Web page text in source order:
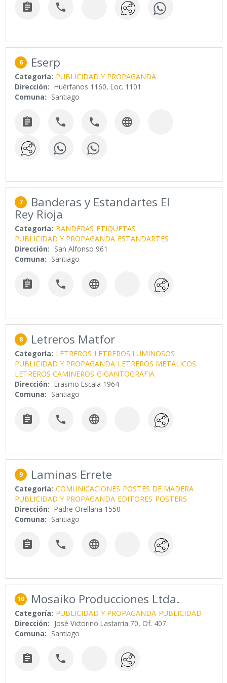
 
6 Eserp
Categoría: PUBLICIDAD Y PROPAGANDA
Dirección: Huérfanos 1160, Loc. 1101
Comuna: Santiago
   
7 Banderas y Estandartes El
Rey Rioja
Categoría: BANDERAS ETIQUETAS
PUBLICIDAD Y PROPAGANDA ESTANDARTES
Dirección: San Alfonso 961
Comuna: Santiago
  
8 Letreros Matfor
Categoría: LETREROS LETREROS LUMINOSOS
PUBLICIDAD Y PROPAGANDA LETREROS METALICOS
LETREROS CAMINEROS GIGANTOGRAFIA
Dirección: Erasmo Escala 1964
Comuna: Santiago
  
9 Laminas Errete
Categoría: COMUNICACIONES POSTES DE MADERA
PUBLICIDAD Y PROPAGANDA EDITORES POSTERS
Dirección: Padre Orellana 1550
Comuna: Santiago
  
10 Mosaiko Producciones Ltda.
Categoría: PUBLICIDAD Y PROPAGANDA PUBLICIDAD
Dirección: José Victorino Lastarria 70, Of. 407
Comuna: Santiago
 